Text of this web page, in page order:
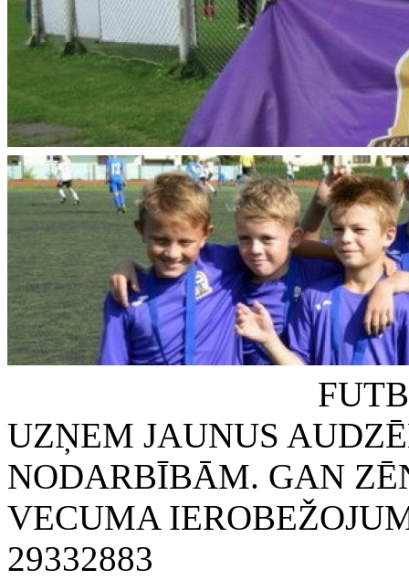
FUTBOLA
UZŅEM JAUNUS
NODARBĪBĀM. GAN
VECUMA
29332883